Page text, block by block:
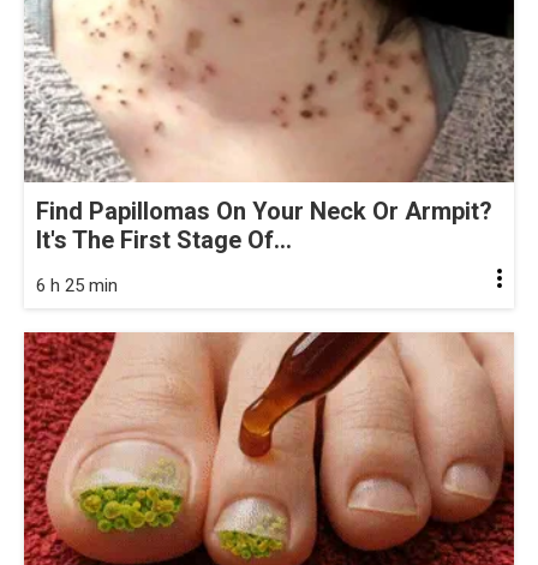
Find Papillomas On Your Neck Or Armpit?
It's The First Stage Of...
6 h 25 min